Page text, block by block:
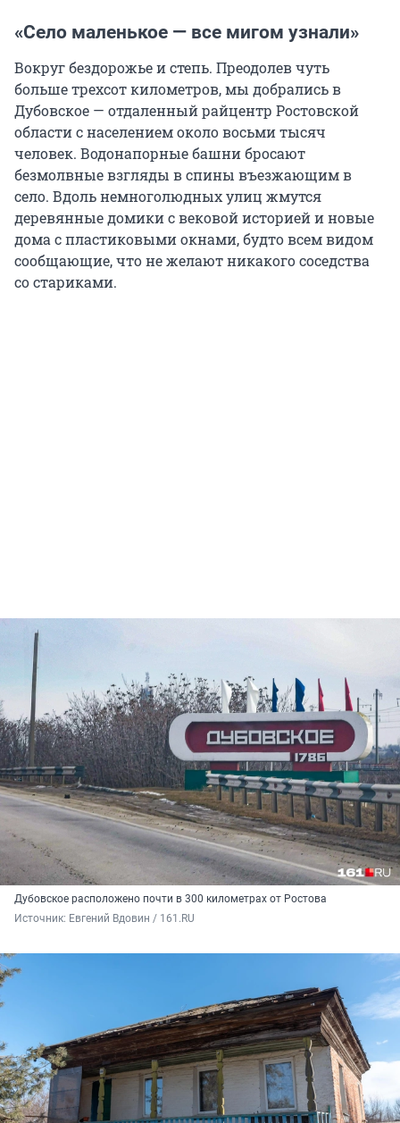
«Село маленькое — все мигом узнали»
Вокруг бездорожье и степь. Преодолев чуть
больше трехсот километров, мы добрались в
Дубовское — отдаленный райцентр Ростовской
области с населением около восьми тысяч
человек. Водонапорные башни бросают
безмолвные взгляды в спины въезжающим в
село. Вдоль немноголюдных улиц жмутся
деревянные домики с вековой историей и новые
дома с пластиковыми окнами, будто всем видом
сообщающие, что не желают никакого соседства
со стариками.
Дубовское расположено почти в 300 километрах от Ростова
Источник: Евгений Вдовин / 161.RU